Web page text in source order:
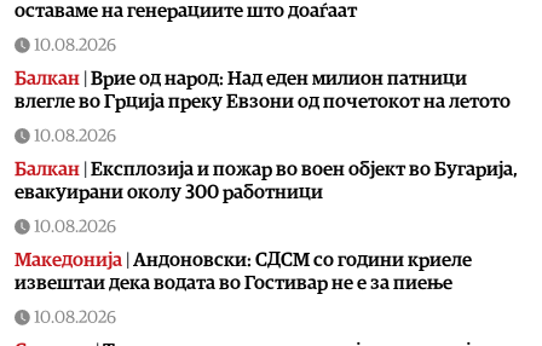
оставаме на генерациите што доаѓаат
10.08.2026
Балкан Врие од народ: Над еден милион патници
влегле во Грција преку Евзони од почетокот на летото
10.08.2026
Балкан Експлозија и пожар во воен објект во Бугарија,
евакуирани околу 300 работници
10.08.2026
Македонија Андоновски: СДСМ со години криеле
извештаи дека водата во Гостивар не е за пиење
10.08.2026